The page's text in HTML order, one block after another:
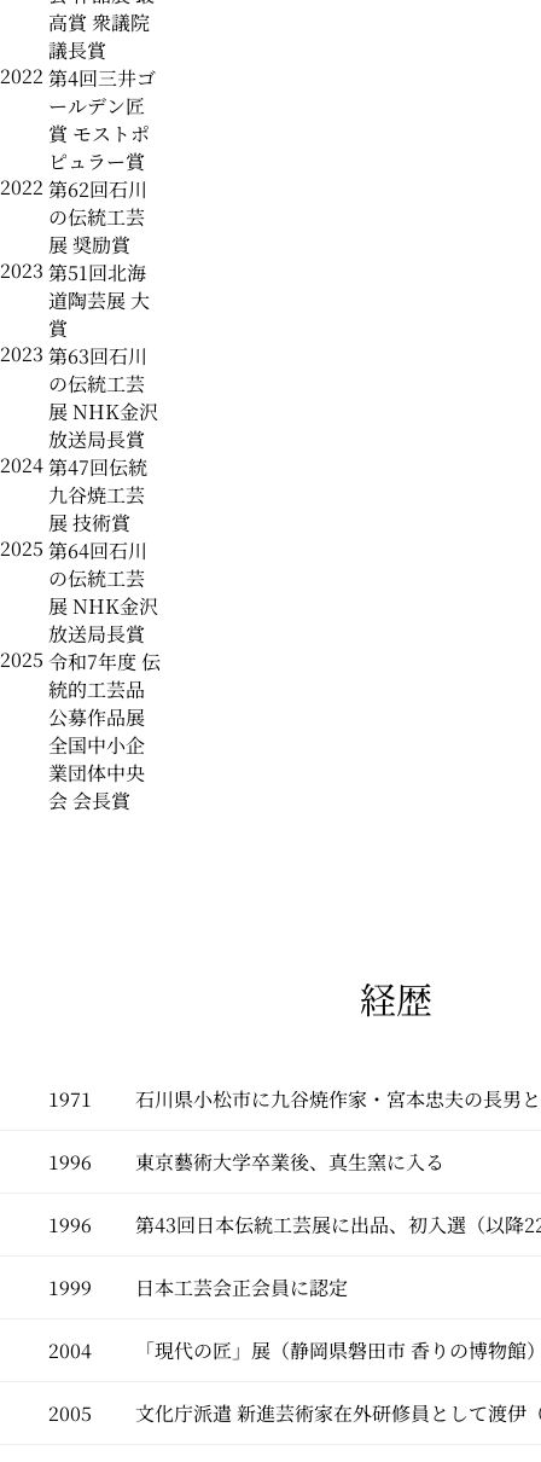
高賞 衆議院
議長賞
2022 第4回三井ゴ
ールデン匠
賞 モストポ
ピュラー賞
2022 第62回石川
の伝統工芸
展 奨励賞
2023 第51回北海
道陶芸展 大
賞
2023 第63回石川
の伝統工芸
展 NHK金沢
放送局長賞
2024第47回伝統
九谷焼工芸
展 技術賞
2025 第64回石川
の伝統工芸
展 NHK金沢
放送局長賞
2025 令和7年度 伝
統的工芸品
公募作品展
全国中小企
業団体中央
会 会長賞
経歴
1971 石川県小松市に九谷焼作家・宮本忠夫の長男
1996 東京藝術大学卒業後、真生窯に入る
1996 第43回日本伝統工芸展に出品、初入選（以降
1999 日本工芸会正会員に認定
2004 「現代の匠」展（静岡県磐田市 香りの博物館
2005 文化庁派遣 新進芸術家在外研修員として渡伊